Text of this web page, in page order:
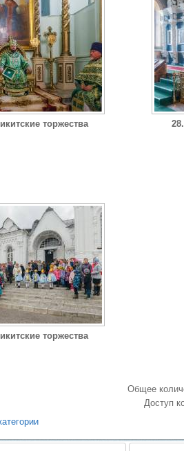
торжества
торжества
Общее
Доступ